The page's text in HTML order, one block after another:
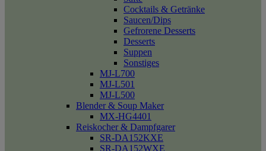
Cocktails & Getränke
Saucen/Dips
Gefrorene Desserts
Desserts
Suppen
Sonstiges
MJ-L700
MJ-L501
MJ-L500
Blender & Soup Maker
MX-HG4401
Reiskocher & Dampfgarer
SR-DA152KXE
SR-DA152WXE